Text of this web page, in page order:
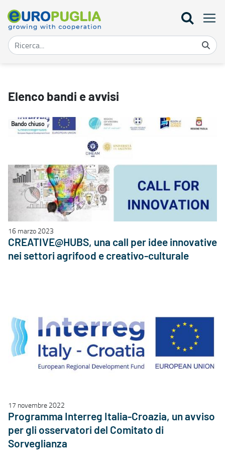
Elenco bandi e avvisi
Bando chiuso
16 marzo 2023
CREATIVE@HUBS, una call per idee innovative
nei settori agrifood e creativo-culturale
17 novembre 2022
Programma Interreg Italia-Croazia, un avviso
per gli osservatori del Comitato di
Sorveglianza